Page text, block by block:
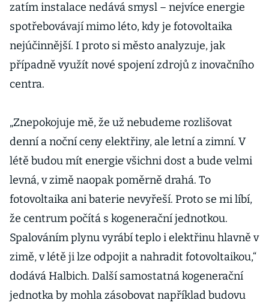
zatím instalace nedává smysl – nejvíce energie
spotřebovávají mimo léto, kdy je fotovoltaika
nejúčinnější. I proto si město analyzuje, jak
případně využít nové spojení zdrojů z inovačního
centra.
„Znepokojuje mě, že už nebudeme rozlišovat
denní a noční ceny elektřiny, ale letní a zimní. V
létě budou mít energie všichni dost a bude velmi
levná, v zimě naopak poměrně drahá. To
fotovoltaika ani baterie nevyřeší. Proto se mi líbí,
že centrum počítá s kogenerační jednotkou.
Spalováním plynu vyrábí teplo i elektřinu hlavně v
zimě, v létě ji lze odpojit a nahradit fotovoltaikou,“
dodává Halbich. Další samostatná kogenerační
jednotka by mohla zásobovat například budovu